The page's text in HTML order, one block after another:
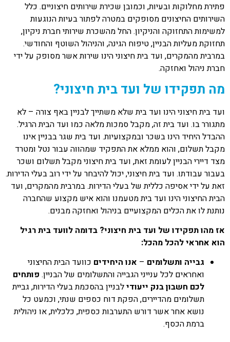
פתירת מחלוקות ובעיות, וכמובן שכירת שירותים חיצוניים. כלל
השירותים החיצונים מסופקים במטרה לפתור בעיות הנוגעות
למשימות התחזוקה והניקיון. החל מהשכרת שירותי חברת ניקיון,
תחזוקת מעליות הבניין, טיפוח הגינה, והניהול השוטף והחודשי.
במרבית מהמקרים, ועד בית חיצוני הינו שירות אשר מסופק על ידי
חברת ניהול ואחזקה.
מה תפקידו של ועד בית חיצוני?
ועד בית חיצוני הינו ועד בית שלא משתייך לבניין באף צורה – לא
מתגורר בו. ועד בית זה, מקבל סמכות מלאה כמו ועד הבית הרגיל.
ההבדל היחיד הינו בשכר ובמקצועיות. ועד בית שגר בבניין אינו
מקבל תשלום, והוא ממלא את התפקיד שמהווה עבור נטל ומטרד
מצד דיירי הבניין לעומת זאת, ועד בית חיצוני מקבל תשלום ושכר
בעבור עבודתו. ועד בית חיצוני, יכול להיבחר על ידי רוב בעלי הדירות.
זאת על ידי אסיפה כללית של בעלי הדירות. במרבית מהמקרים, ועד
הבית החיצוני הינו ועד בית מטעמנו והוא איש מקצוע שהחברה
נותנת לו את הכלים המקצועיים בניהול ואחזקה מבנים.
אז מהו תפקידו של ועד בית חיצוני? בדומה לוועד בית רגיל
הוא אחראי להכל מהכל:
גבייה ותשלומים – אנו היחידים כוועד הבית החיצוני
ואחראים לכל ענייני הגבייה והתשלומים של הבניין. פותחים
לכם חשבון בנק ייעודילבניין בהסכמת בעלי הדירות, גביית
תשלומים מהדיירים, הפקת דוח כספים שנתי, וכמעט כל
נושא אחר אשר דורש התערבות כספית, כלכלית, או ניהולית
ברמת הכסף.